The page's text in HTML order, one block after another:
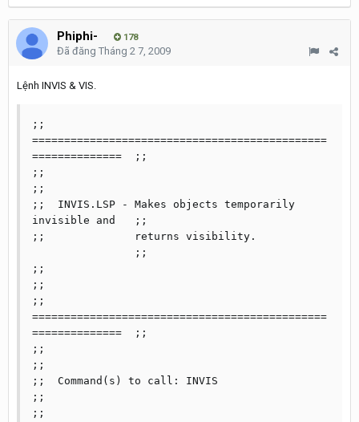
Phiphi- 178
Đã đăng Tháng 2 7, 2009
Lệnh INVIS & VIS.
;;
==============================================
==============	;;
;;
;;
;;  INVIS.LSP - Makes objects temporarily
invisible and  	;;
;;	        returns visibility.
;;
;;
;;
==============================================
==============	;;
;;
;;
;;  Command(s) to call: INVIS
;;
;;